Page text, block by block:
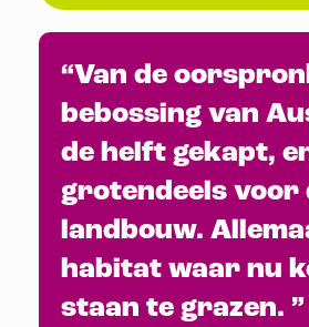
“Van de
bebossing van
de helft gekapt,
grotendeels voor
landbouw.
habitat waar nu
staan te grazen. ”